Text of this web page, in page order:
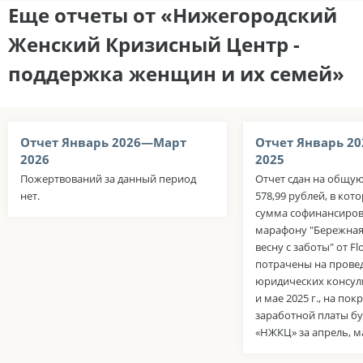
Еще отчеты от «Нижегородский
Женский Кризисный Центр -
поддержка женщин и их семей»
Отчет Январь 2026—Март
2026
Пожертвований за данный период
нет.
Отчет Январь
2025
Отчет сдан на
578,99 рублей, в
сумма
марафону
весну с заботы" от
потрачены на
юридических
и мае 2025 г., на
заработной платы
«НЖКЦ» за апрель,